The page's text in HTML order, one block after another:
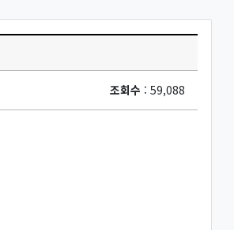
조회수 : 59,088